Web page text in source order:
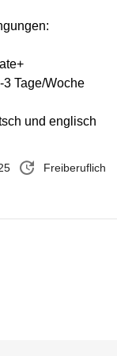
Tage/Woche
und englisch
update Freiberuflich